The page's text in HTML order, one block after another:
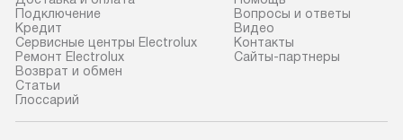
доставки у менеджера при
оформлении заказа.
В оговоренный день служба
доставки доставит упакованный
от категории,
к воде, крана и
Подключение
Кредит
Сервисные центры Electrolux
Ремонт Electrolux
Возврат и обмен
Cтатьи
Глоссарий
Вопросы и ответы
Видео
Контакты
Сайты-партнеры